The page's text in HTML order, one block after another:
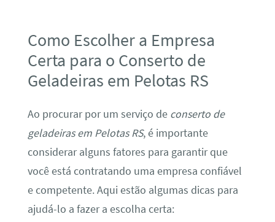
Como Escolher a Empresa
Certa para o Conserto de
Geladeiras em Pelotas RS
Ao procurar por um serviço de conserto de
geladeiras em Pelotas RS, é importante
considerar alguns fatores para garantir que
você está contratando uma empresa confiável
e competente. Aqui estão algumas dicas para
ajudá-lo a fazer a escolha certa: